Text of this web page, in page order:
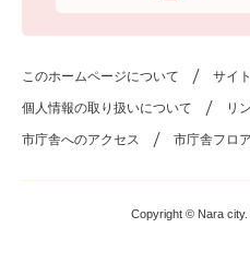
このホームページについて サイ
個人情報の取り扱いについて リ
市庁舎へのアクセス 市庁舎フロ
Copyright © Nara city.